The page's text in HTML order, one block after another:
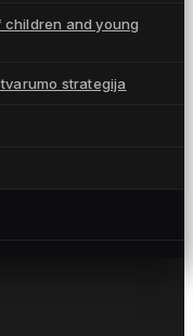
and young
strategija